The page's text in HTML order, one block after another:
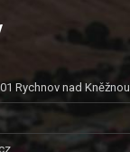
Rychnov nad Kněžnou